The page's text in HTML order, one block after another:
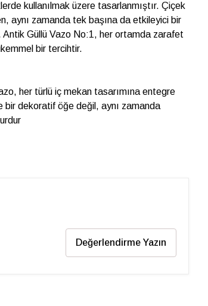
kullanılmak üzere tasarlanmıştır. Çiçek
aynı zamanda tek başına da etkileyici bir
Antik Güllü Vazo No:1, her ortamda zarafet
bir tercihtir.
her türlü iç mekan tasarımına entegre
bir dekoratif öğe değil, aynı zamanda
Değerlendirme Yazın